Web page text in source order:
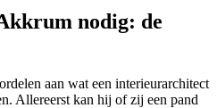
nodig: de
aan wat een interieurarchitect
Allereerst kan hij of zij een pand